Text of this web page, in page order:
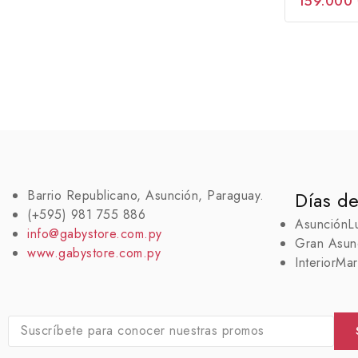
Barrio Republicano, Asunción, Paraguay.
(+595) 981 755 886
info@gabystore.com.py
www.gabystore.com.py
Días
Asunción
Gran
Interior